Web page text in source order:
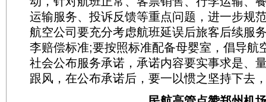
运输服务、投诉反馈等重点问题，进一步规
航空公司要充分考虑航班延误后旅客后续服
李赔偿标准;要按照标准配备母婴室，倡导航
社会公布服务承诺，承诺内容要实事求是、
跟风，在公布承诺后，要一以惯之坚持下去